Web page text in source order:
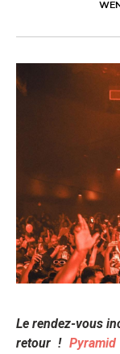
Le rendez-vous
retour ! Pyramid